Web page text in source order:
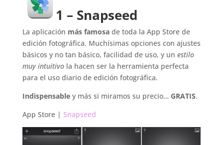
1 – Snapseed
La aplicación más famosade toda la App Store de
edición fotográfica. Muchísimas opciones con ajustes
básicos y no tan básico, facilidad de uso, y un estilo
muy intuitivola hacen ser la herramienta perfecta
para el uso diario de edición fotográfica.
Indispensabley más si miramos su precio… GRATIS.
App Store | Snapseed